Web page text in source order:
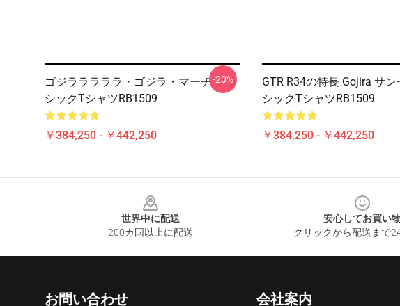
ゴジラララララ・ゴジラ・マーチ クラ
シックTシャツRB1509
￥384,250 - ￥442,250
-20%
GTR R34の特長 Gojira サ
シックTシャツRB1509
￥384,250 - ￥442,250
世界中に配送
200カ国以上に配送
安心してお買い
クリックから配送まで
お問い合わせ 会社案内